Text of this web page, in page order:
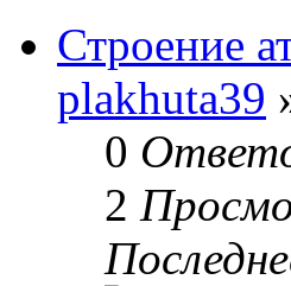
Строение
plakhuta39
0
2